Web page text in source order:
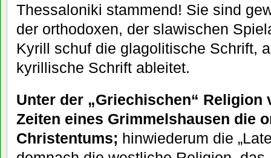
Thessaloniki stammend! Sie sind
der orthodoxen, der slawischen
Kyrill schuf die glagolitische Schrift,
kyrillische Schrift ableitet.
Unter der „Griechischen“ Religion
Zeiten eines Grimmelshausen die
Christentums; hinwiederum die